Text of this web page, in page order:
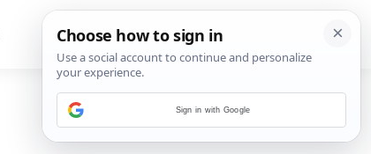
Sign in with Google